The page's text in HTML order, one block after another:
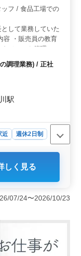
ら働くことがで
働ける点もお
く、プライベー
を活かして活
経験がある方
して働ける環境
ト作成などの業
発揮できま
での
して業務していた
・販売員の教育
ジメント管理 ・
・消毒/清掃作業
勤OK ＊駅チカ ＊
） ＊交通費実費
らに、駅チカな
勤も便利です。
を選択でき、通勤
調理業務) / 正社
駅
近
週休2日制
員の教育や売上
を担当します。
接客・調理の経
境です。 ＜通
勤が可能で、
少なく快適で
仕事とプライベ
くことができま
しく見る
07/24〜2026/10/23